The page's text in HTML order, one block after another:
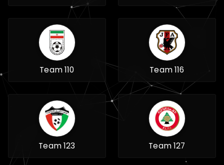
Team 110 Team 116
Team 123 Team 127